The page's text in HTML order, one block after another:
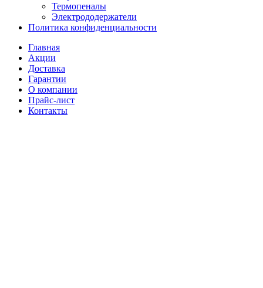
Термопеналы
Электрододержатели
Политика конфиденциальности
Главная
Акции
Доставка
Гарантии
О компании
Прайс-лист
Контакты